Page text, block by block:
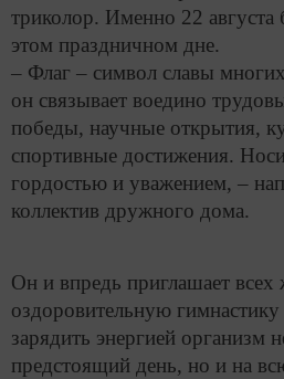
триколор. Именно 22 августа
этом праздничном дне.
– Флаг – символ славы
он связывает воедино
победы, научные открытия,
спортивные достижения.
гордостью и уважением, –
коллектив дружного дома.
Он и впредь приглашает
оздоровительную
зарядить энергией организм
предстоящий день, но и на